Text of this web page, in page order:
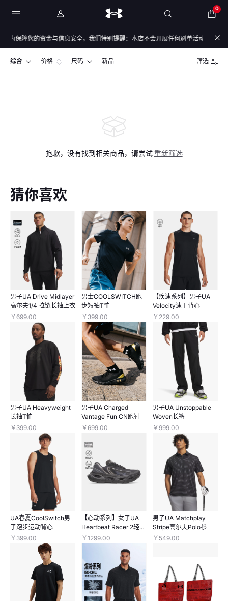
0
为保障您的资金与信息安全，我们特别提醒：本店不会开展任何刷单活动，本店
综合 价格 尺码 新品 筛选
抱歉，没有找到相关商品，请尝试 重新筛选
猜你喜欢
男子UA Drive Midlayer
高尔夫1/4 拉链长袖上衣
￥699.00
男士COOLSWITCH跑
步短袖T恤
￥399.00
【疾速系列】男子UA
Velocity速干背心
￥229.00
男子UA Heavyweight
长袖T恤
￥399.00
男子UA Charged
Vantage Fun CN跑鞋
￥699.00
男子UA Unstoppable
Woven长裤
￥999.00
UA春夏CoolSwitch男
子跑步运动背心
￥399.00
【心动系列】女子UA
Heartbeat Racer 2轻质
跑鞋
￥1299.00
男子UA Matchplay
Stripe高尔夫Polo衫
￥549.00